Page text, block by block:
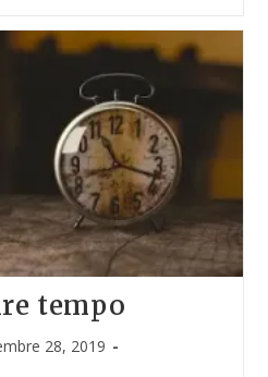
tempo
28, 2019